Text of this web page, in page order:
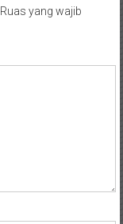
Ruas yang wajib